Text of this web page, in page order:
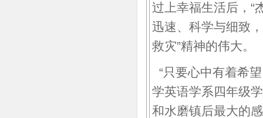
过上幸福生活后，“
迅速、科学与细致
救灾”精神的伟大。
“只要心中有着希
学英语学系四年级
和水磨镇后最大的